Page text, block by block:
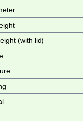
(with lid)